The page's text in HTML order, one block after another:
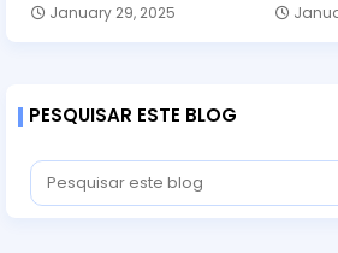
January 29, 2025
PESQUISAR ESTE BLOG